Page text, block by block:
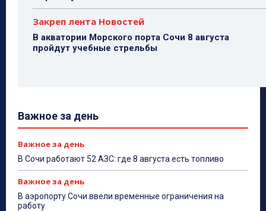
Закреп лента Новостей
В акватории Морского порта Сочи 8 августа
пройдут учебные стрельбы
Важное за день
Важное за день
В Сочи работают 52 АЗС: где 8 августа есть топливо
Важное за день
В аэропорту Сочи ввели временные ограничения на
работу